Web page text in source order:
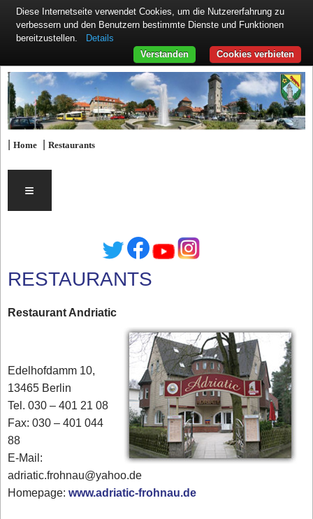
|Home |Restaurants
≡
RESTAURANTS
Restaurant Andriatic
Edelhofdamm 10,
13465 Berlin
Tel. 030 – 401 21 08
Fax: 030 – 401 044
88
E-Mail:
adriatic.frohnau@yahoo.de
Homepage:www.adriatic-frohnau.de
Diese Internetseite verwendet Cookies, um die Nutzererfahrung zu
verbessern und den Benutzern bestimmte Dienste und Funktionen
bereitzustellen.
Details
Cookies verbieten
Verstanden